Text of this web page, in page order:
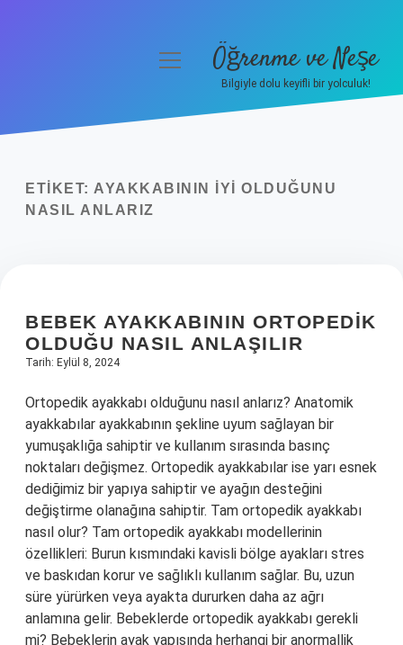
Yasal Uyarı
menüyüÖğrenme ve Neşe
Bilgiyle dolu keyifli bir yolculuk!
ETIKET: AYAKKABININ IYI OLDUĞUNU
NASIL ANLARIZ
BEBEK AYAKKABININ ORTOPEDIK
OLDUĞU NASIL ANLAŞILIR
Tarih: Eylül 8, 2024
Ortopedik ayakkabı olduğunu nasıl anlarız? Anatomik
ayakkabılar ayakkabının şekline uyum sağlayan bir
yumuşaklığa sahiptir ve kullanım sırasında basınç
noktaları değişmez. Ortopedik ayakkabılar ise yarı esnek
dediğimiz bir yapıya sahiptir ve ayağın desteğini
değiştirme olanağına sahiptir. Tam ortopedik ayakkabı
nasıl olur? Tam ortopedik ayakkabı modellerinin
özellikleri: Burun kısmındaki kavisli bölge ayakları stres
ve baskıdan korur ve sağlıklı kullanım sağlar. Bu, uzun
süre yürürken veya ayakta dururken daha az ağrı
anlamına gelir. Bebeklerde ortopedik ayakkabı gerekli
mi? Bebeklerin ayak yapısında herhangi bir anormallik